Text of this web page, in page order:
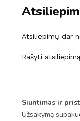
Atsiliepimų dar
Rašyti
Siuntimas ir
Užsakymą